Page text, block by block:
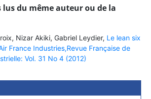
lus du même auteur ou de la
Nizar Akiki, Gabriel Leydier, Le lean six
France Industries,Revue Française de
Vol. 31 No 4 (2012)